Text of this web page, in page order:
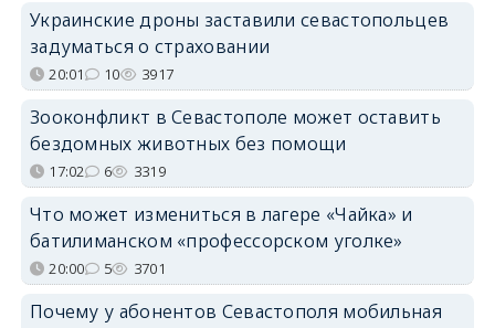
Украинские дроны заставили севастопольцев
задуматься о страховании
20:01 10 3917
Зооконфликт в Севастополе может оставить
бездомных животных без помощи
17:02 6 3319
Что может измениться в лагере «Чайка» и
батилиманском «профессорском уголке»
20:00 5 3701
Почему у абонентов Севастополя мобильная